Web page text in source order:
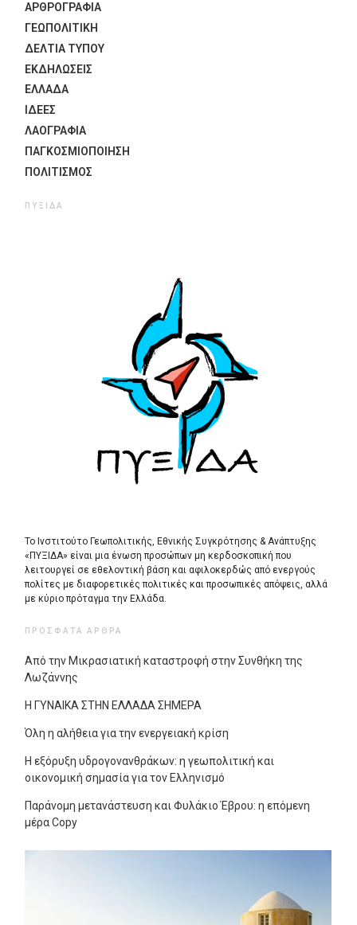
ΑΡΘΡΟΓΡΑΦΙΑ
ΓΕΩΠΟΛΙΤΙΚΗ
ΔΕΛΤΙΑ ΤΥΠΟΥ
ΕΚΔΗΛΏΣΕΙΣ
ΕΛΛΑΔΑ
ΙΔΈΕΣ
ΛΑΟΓΡΑΦΊΑ
ΠΑΓΚΟΣΜΙΟΠΟΊΗΣΗ
ΠΟΛΙΤΙΣΜΟΣ
ΠΥΞΊΔΑ
Το Ινστιτούτο Γεωπολιτικής, Εθνικής Συγκρότησης & Ανάπτυξης
«ΠΥΞΙΔΑ» είναι μια ένωση προσώπων μη κερδοσκοπική που
λειτουργεί σε εθελοντική βάση και αφιλοκερδώς από ενεργούς
πολίτες με διαφορετικές πολιτικές και προσωπικές απόψεις, αλλά
με κύριο πρόταγμα την Ελλάδα.
ΠΡΌΣΦΑΤΑ ΆΡΘΡΑ
Από την Μικρασιατική καταστροφή στην Συνθήκη της
Λωζάννης
Η ΓΥΝΑΙΚΑ ΣΤΗΝ ΕΛΛΑΔΑ ΣΗΜΕΡΑ
Όλη η αλήθεια για την ενεργειακή κρίση
Η εξόρυξη υδρογονανθράκων: η γεωπολιτική και
οικονομική σημασία για τον Ελληνισμό
Παράνομη μετανάστευση και Φυλάκιο Έβρου: η επόμενη
μέρα Copy